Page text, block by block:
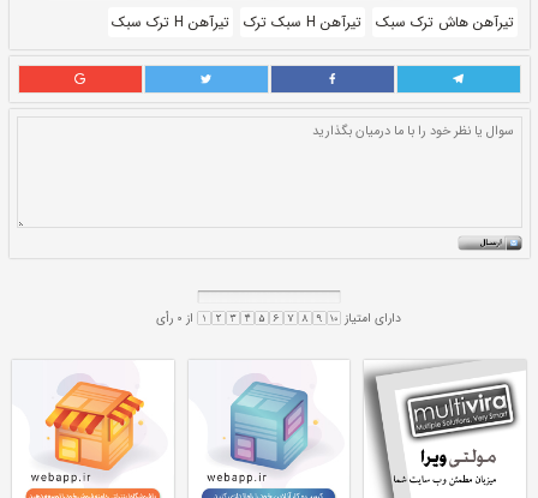
سایز و اندازه:
سبک 24
تیرآهن H 24 سبک
تیرآهن هاش سبک ۲۴
هاش HEA
تیرآهن هاش سبک ترک